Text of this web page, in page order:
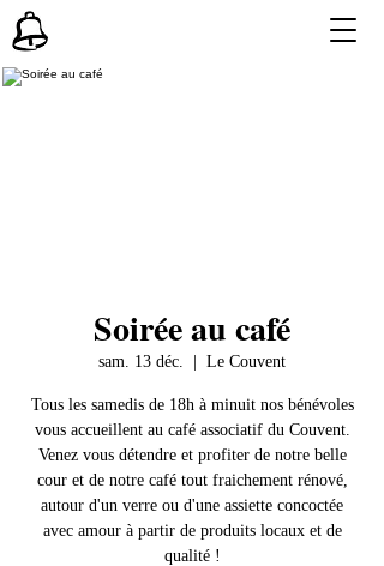
Soirée au café
sam. 13 déc. Le Couvent
Tous les samedis de 18h à minuit nos bénévoles
vous accueillent au café associatif du Couvent.
Venez vous détendre et profiter de notre belle
cour et de notre café tout fraichement rénové,
autour d'un verre ou d'une assiette concoctée
avec amour à partir de produits locaux et de
qualité !